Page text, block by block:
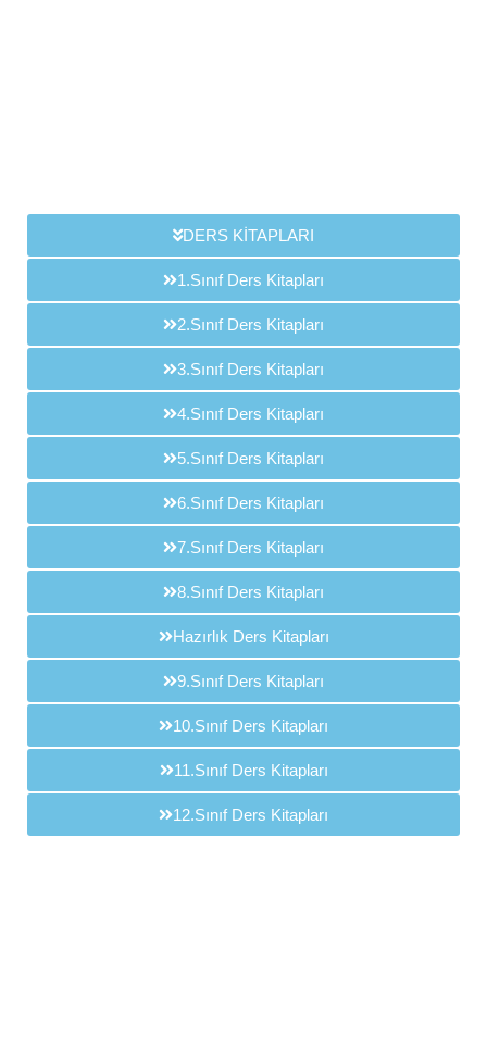
DERS KİTAPLARI
1.Sınıf Ders Kitapları
2.Sınıf Ders Kitapları
3.Sınıf Ders Kitapları
4.Sınıf Ders Kitapları
5.Sınıf Ders Kitapları
6.Sınıf Ders Kitapları
7.Sınıf Ders Kitapları
8.Sınıf Ders Kitapları
Hazırlık Ders Kitapları
9.Sınıf Ders Kitapları
10.Sınıf Ders Kitapları
11.Sınıf Ders Kitapları
12.Sınıf Ders Kitapları